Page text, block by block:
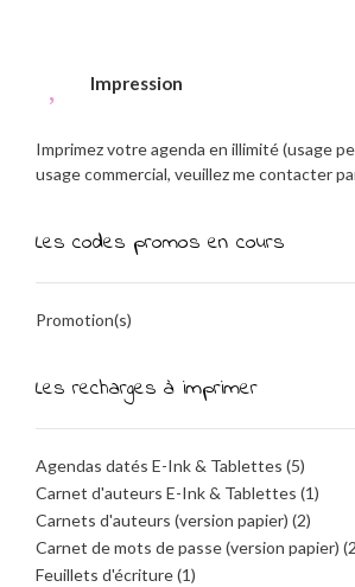
Impression
Imprimez votre agenda en illimité (usage
usage commercial, veuillez me contacter
Les codes promos en cours
Promotion(s)
Les recharges à imprimer
Agendas datés E-Ink & Tablettes (5)
Carnet d'auteurs E-Ink & Tablettes (1)
Carnets d'auteurs (version papier) (2)
Carnet de mots de passe (version papier)
Feuillets d'écriture(1)